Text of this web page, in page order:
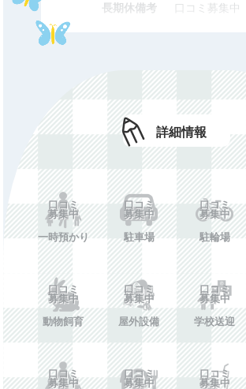
長期休備考 口コミ募集中
年額費用 口コミ募集中
費用備考
ホームペー
口コミ募集中
施設情報を投稿する
詳細情報
口コミ
募集中
一時預かり
口コミ
募集中
駐車場
口コミ
募集中
駐輪場
口コミ
募集中
動物飼育
口コミ
募集中
屋外設備
口コミ
募集中
学校送迎
口コミ
募集中
口コミ
募集中
口コミ
募集中